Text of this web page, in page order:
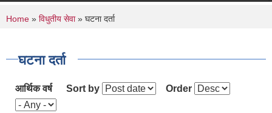
You are here
Home » विधुतीय सेवा» घटना दर्ता
घटना दर्ता
आर्थिक वर्ष Sort by Order